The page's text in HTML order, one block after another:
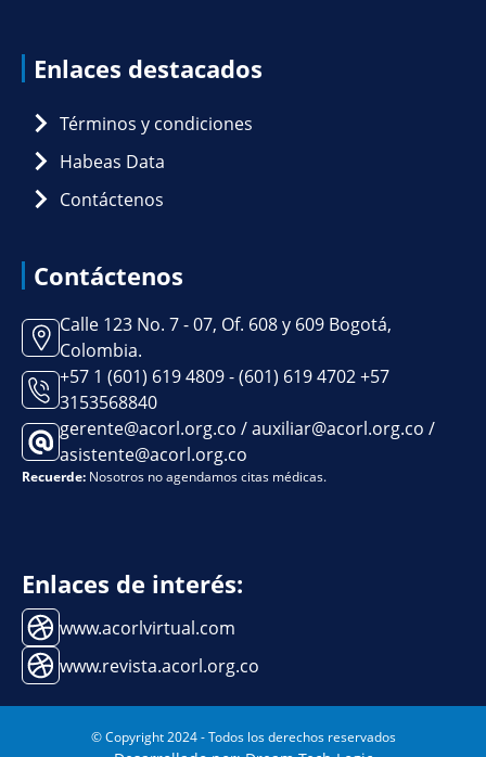
Enlaces destacados
Términos y condiciones
Habeas Data
Contáctenos
Contáctenos
Calle 123 No. 7 - 07, Of. 608 y 609 Bogotá,
Colombia.
+57 1 (601) 619 4809 - (601) 619 4702 +57
3153568840
gerente@acorl.org.co / auxiliar@acorl.org.co /
asistente@acorl.org.co
Recuerde: Nosotros no agendamos citas médicas.
Enlaces de interés:
www.acorlvirtual.com
www.revista.acorl.org.co
© Copyright 2024 - Todos los derechos reservados